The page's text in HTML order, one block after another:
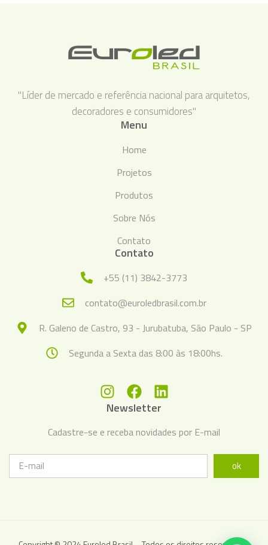
"Líder de mercado e referência nacional para arquitetos,
decoradores e consumidores"
Menu
Home
Projetos
Produtos
Sobre Nós
Contato
Contato
+55 (11) 3842-3773
contato@euroledbrasil.com.br
R. Galeno de Castro, 93 - Jurubatuba, São Paulo - SP
Segunda a Sexta das 8:00 às 18:00hs.
Newsletter
Cadastre-se e receba novidades por E-mail
ok